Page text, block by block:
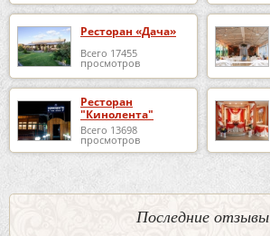
Ресторан «Дача»
Всего 17455
просмотров
Ресторан
"Кинолента"
Всего 13698
просмотров
Последние отзывы